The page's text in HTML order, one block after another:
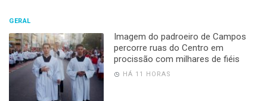
GERAL
Imagem do padroeiro de Campos
percorre ruas do Centro em
procissão com milhares de fiéis
HÁ 11 HORAS